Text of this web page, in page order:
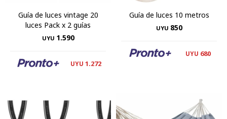
Guía de luces vintage 20
luces Pack x 2 guías
UYU 1.590
UYU 1.272
Guía de luces 10 metros
UYU 850
UYU 680